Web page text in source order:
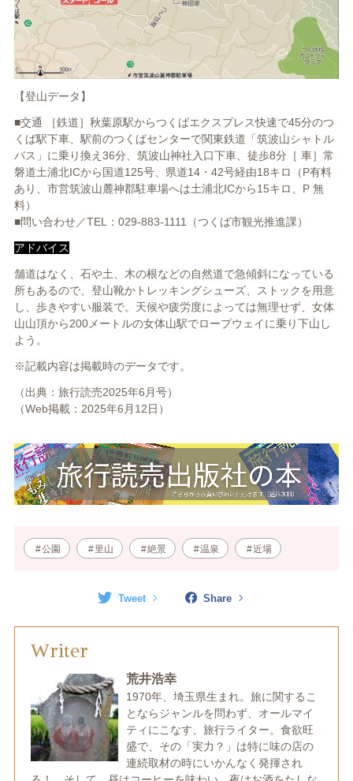
【登山データ】
■交通 ［鉄道］秋葉原駅からつくばエクスプレス快速で45分のつ
くば駅下車、駅前のつくばセンターで関東鉄道「筑波山シャトル
バス」に乗り換え36分、筑波山神社入口下車、徒歩8分［ 車］常
磐道土浦北ICから国道125号、県道14・42号経由18キロ（P有料
あり、市営筑波山麓神郡駐車場へは土浦北ICから15キロ、P 無
料）
■問い合わせ／TEL：029-883-1111（つくば市観光推進課）
アドバイス
舗道はなく、石や土、木の根などの自然道で急傾斜になっている
所もあるので、登山靴かトレッキングシューズ、ストックを用意
し、歩きやすい服装で。天候や疲労度によっては無理せず、女体
山山頂から200メートルの女体山駅でロープウェイに乗り下山し
よう。
※記載内容は掲載時のデータです。
（出典：旅行読売2025年6月号）
（Web掲載：2025年6月12日）
公園 里山 絶景 温泉 近場
Tweet Share
Writer
荒井浩幸
1970年、埼玉県生まれ。旅に関するこ
とならジャンルを問わず、オールマイ
ティにこなす、旅行ライター。食欲旺
盛で、その「実力？」は特に味の店の
連続取材の時にいかんなく発揮され